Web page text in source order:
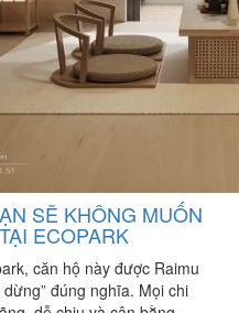
SẼ KHÔNG MUỐN
ECOPARK
căn hộ này được Raimu
đúng nghĩa. Mọi chi